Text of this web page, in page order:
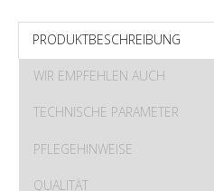
PRODUKTBESCHREIBUNG
WIR EMPFEHLEN AUCH
TECHNISCHE PARAMETER
PFLEGEHINWEISE
QUALITÄT